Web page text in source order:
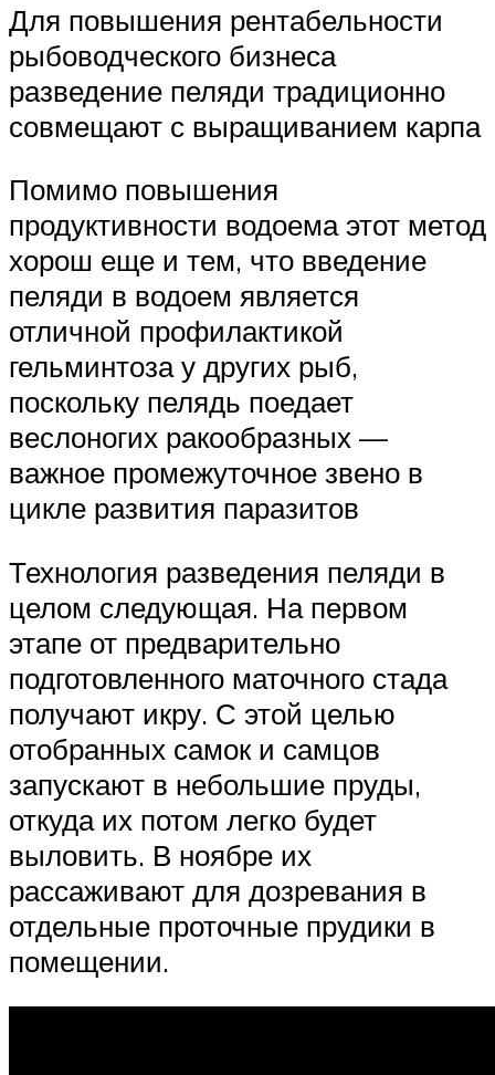
Для повышения рентабельности
рыбоводческого бизнеса
разведение пеляди традиционно
совмещают с выращиванием карпа
Помимо повышения
продуктивности водоема этот метод
хорош еще и тем, что введение
пеляди в водоем является
отличной профилактикой
гельминтоза у других рыб,
поскольку пелядь поедает
веслоногих ракообразных —
важное промежуточное звено в
цикле развития паразитов
Технология разведения пеляди в
целом следующая. На первом
этапе от предварительно
подготовленного маточного стада
получают икру. С этой целью
отобранных самок и самцов
запускают в небольшие пруды,
откуда их потом легко будет
выловить. В ноябре их
рассаживают для дозревания в
отдельные проточные прудики в
помещении.